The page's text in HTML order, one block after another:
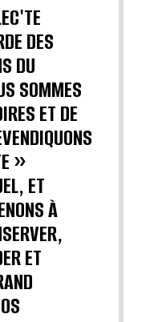
DES
DU
SOMMES
ET DE
»
ET
À
ET